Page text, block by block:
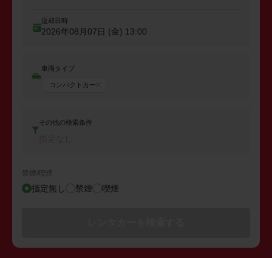
返却日時
2026年08月07日 (金) 13:00
車両タイプ
コンパクトカー
その他の検索条件
禁煙/喫煙
指定無し 禁煙 喫煙